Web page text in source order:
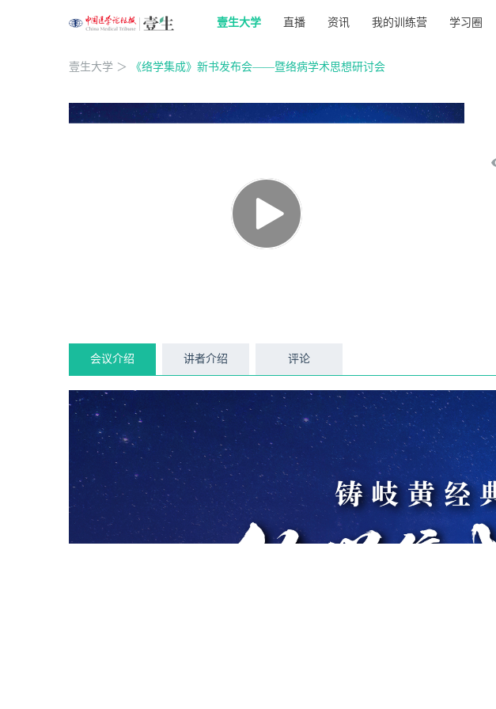
壹生大学 直播 资讯 我的训练营 学习圈
壹生大学 ＞ 《络学集成》新书发布会——暨络病学术思想研讨会
会议介绍 讲者介绍 评论